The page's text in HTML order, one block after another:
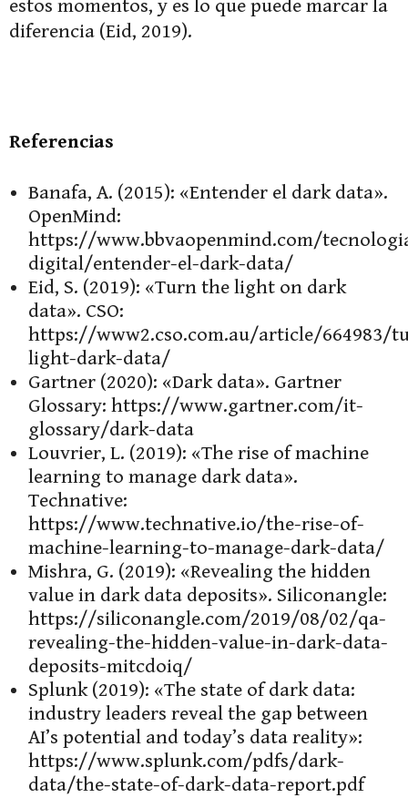
estos momentos, y es lo que puede marcar la
diferencia (Eid, 2019).
Referencias
Banafa, A. (2015): «Entender el dark data».
OpenMind:
https://www.bbvaopenmind.com/
digital/entender-el-dark-data/
Eid, S. (2019): «Turn the light on dark
data». CSO:
https://www2.cso.com.au/article/664983/
light-dark-data/
Gartner (2020): «Dark data». Gartner
Glossary: https://www.gartner.com/it-
glossary/dark-data
Louvrier, L. (2019): «The rise of machine
learning to manage dark data».
Technative:
https://www.technative.io/the-rise-of-
machine-learning-to-manage-dark-data/
Mishra, G. (2019): «Revealing the hidden
value in dark data deposits». Siliconangle:
https://siliconangle.com/2019/08/02/qa-
revealing-the-hidden-value-in-dark-data-
deposits-mitcdoiq/
Splunk (2019): «The state of dark data:
industry leaders reveal the gap between
AI’s potential and today’s data reality»:
https://www.splunk.com/pdfs/dark-
data/the-state-of-dark-data-report.pdf